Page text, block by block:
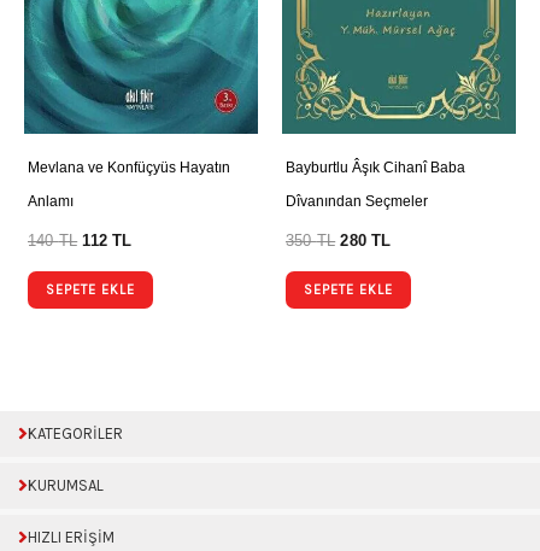
Mevlana ve Konfüçyüs Hayatın
Anlamı
140TL 112TL
SEPETE EKLE
Bayburtlu Âşık Cihanî Baba
Dîvanından Seçmeler
350TL 280TL
SEPETE EKLE
KATEGORİLER
KURUMSAL
HIZLI ERİŞİM